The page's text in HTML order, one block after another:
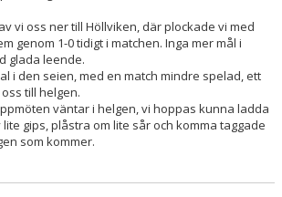
vi oss ner till Höllviken, där plockade vi med
genom 1-0 tidigt i matchen. Inga mer mål i
glada leende.
i den seien, med en match mindre spelad, ett
till helgen.
väntar i helgen, vi hoppas kunna ladda
gips, plåstra om lite sår och komma taggade
som kommer.